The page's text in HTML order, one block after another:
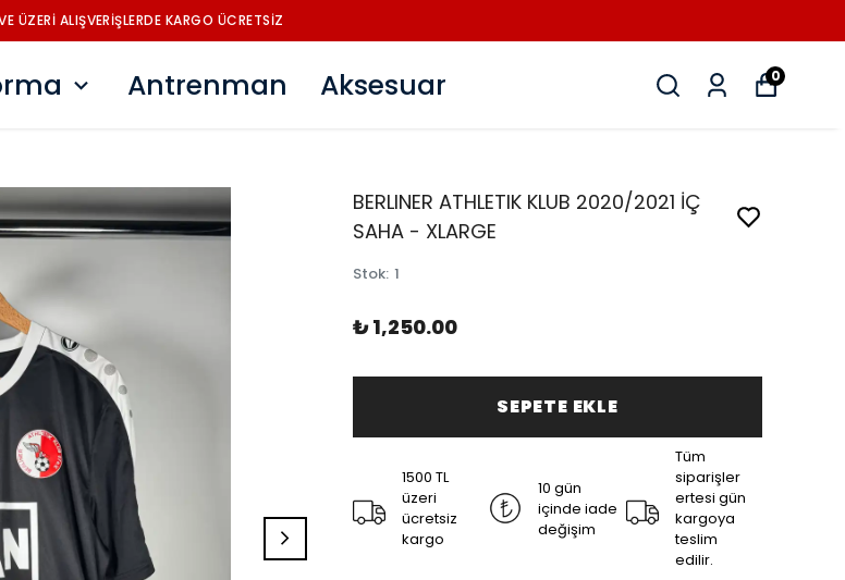
ÜZERİ ALIŞVERİŞLERDE KARGO ÜCRETSİZ
Antrenman Aksesuar 0
BERLINER ATHLETIK KLUB 2020/2021 İÇ
SAHA - XLARGE
Stok: 1
₺ 1,250.00
SEPETE EKLE
1500 TL
üzeri
ücretsiz
kargo
10 gün
içinde iade
değişim
Tüm
siparişler
ertesi gün
kargoya
teslim
edilir.